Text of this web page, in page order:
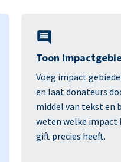
Toon
Voeg impact
en laat donateurs
middel van tekst en
weten welke impact
gift precies heeft.